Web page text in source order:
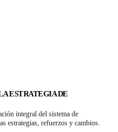
ESTRATEGIA DE
integral del sistema de
estrategias, refuerzos y cambios.